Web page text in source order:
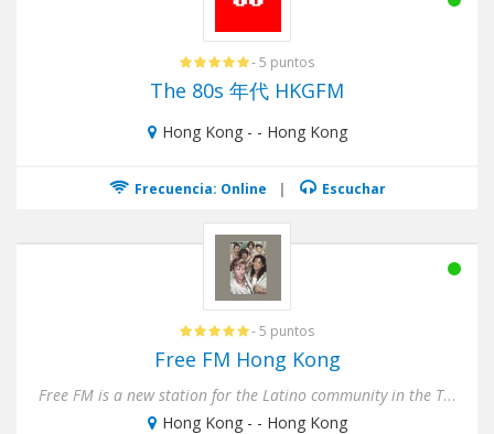
- 5 puntos
The 80s 年代 HKGFM
Hong Kong - - Hong Kong
Frecuencia: Online | Escuchar
- 5 puntos
Free FM Hong Kong
Free FM is a new station for the Latino community in the Tel Aviv City. With music of always and very modern music Ho...
Hong Kong - - Hong Kong